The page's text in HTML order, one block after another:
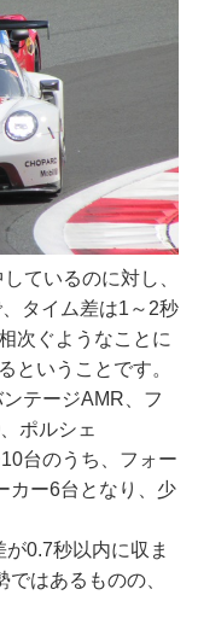
ているのに対し、
タイム差は1～2秒
次ぐようなことに
ということです。
テージAMR、フ
ポルシェ
台のうち、フォー
カー6台となり、少
0.7秒以内に収ま
はあるものの、